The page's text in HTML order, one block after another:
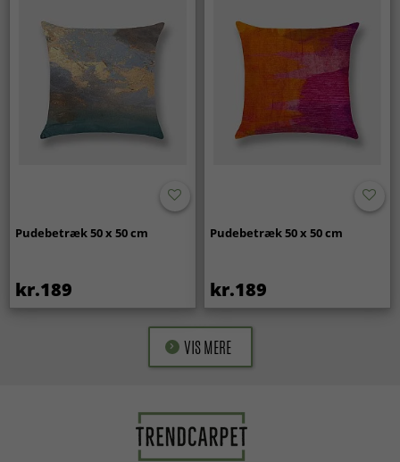
Pudebetræk 50 x 50 cm
kr.189
Pudebetræk 50 x 50 cm
kr.189
VIS MERE